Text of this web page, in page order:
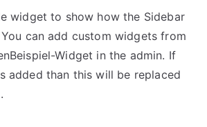
widget to show how the Sidebar
can add custom widgets from
Widget in the admin. If
added than this will be replaced